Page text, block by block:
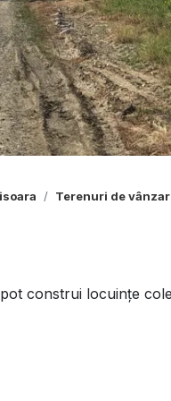
Terenuri de
construi locuințe